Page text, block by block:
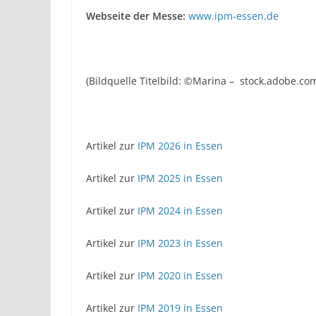
Webseite der Messe: www.ipm-essen.de
(Bildquelle Titelbild: ©Marina –
Artikel zur IPM 2026 in Essen
Artikel zur IPM 2025 in Essen
Artikel zur IPM 2024 in Essen
Artikel zur IPM 2023 in Essen
Artikel zur IPM 2020 in Essen
Artikel zur IPM 2019 in Essen